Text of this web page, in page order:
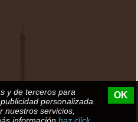
y de terceros para
personalizada.
nuestros servicios,
OK